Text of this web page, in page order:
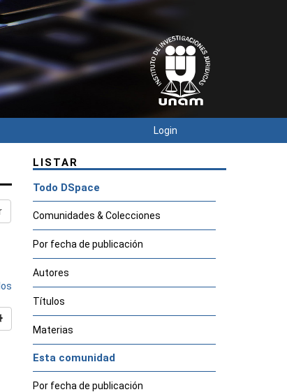
Login
LISTAR
Todo DSpace
Comunidades & Colecciones
Por fecha de publicación
Autores
Títulos
Materias
Esta comunidad
Por fecha de publicación